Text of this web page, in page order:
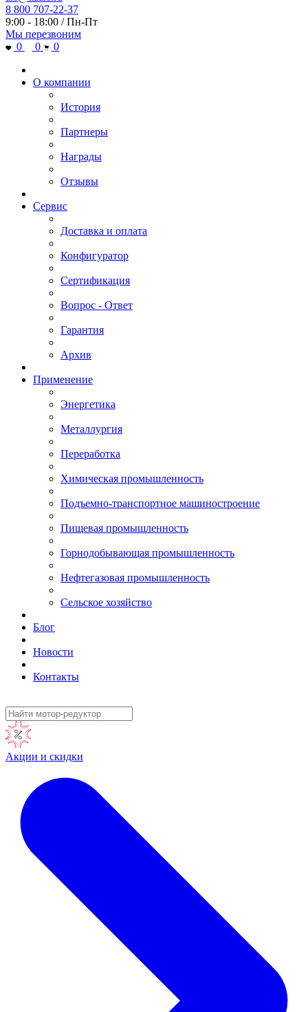
8 800 707-22-37
9:00 - 18:00 / Пн-Пт
Мы перезвоним
0
0 0
О компании
История
Партнеры
Награды
Отзывы
Сервис
Доставка и оплата
Конфигуратор
Сертификация
Вопрос - Ответ
Гарантия
Архив
Применение
Энергетика
Металлургия
Переработка
Химическая промышленность
Подъемно-транспортное машиностроение
Пищевая промышленность
Горнодобывающая промышленность
Нефтегазовая промышленность
Сельское хозяйство
Блог
Новости
Контакты
Акции и скидки